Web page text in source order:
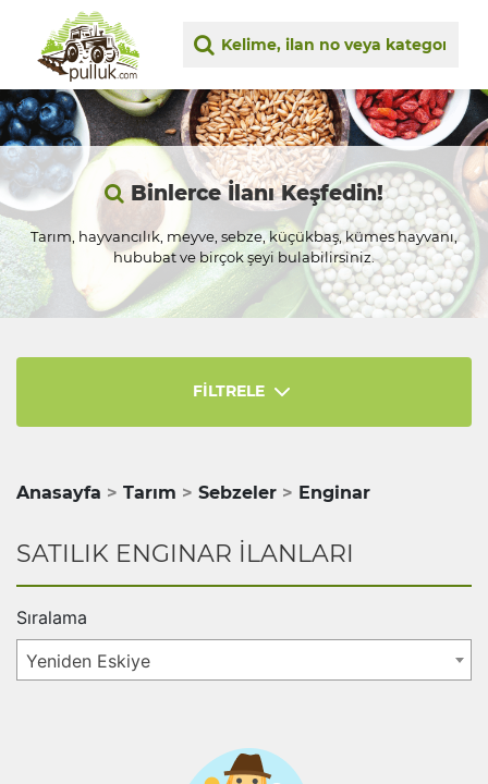
Binlerce İlanı Keşfedin!
Tarım, hayvancılık, meyve, sebze, küçükbaş, kümes hayvanı,
hububat ve birçok şeyi bulabilirsiniz.
FİLTRELE
Anasayfa Tarım Sebzeler Enginar
SATILIK ENGINAR İLANLARI
Sıralama
Yeniden Eskiye